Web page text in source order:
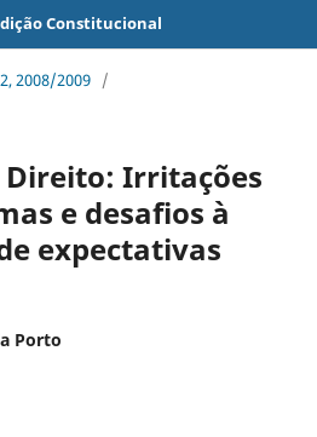
Constitucional
2008/2009 /
Direito: Irritações
e desafios à
expectativas
Porto